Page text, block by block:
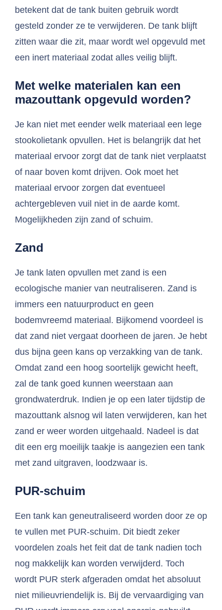
betekent dat de tank buiten gebruik wordt
gesteld zonder ze te verwijderen. De tank blijft
zitten waar die zit, maar wordt wel opgevuld met
een inert materiaal zodat alles veilig blijft.
Met welke materialen kan een
mazouttank opgevuld worden?
Je kan niet met eender welk materiaal een lege
stookolietank opvullen. Het is belangrijk dat het
materiaal ervoor zorgt dat de tank niet verplaatst
of naar boven komt drijven. Ook moet het
materiaal ervoor zorgen dat eventueel
achtergebleven vuil niet in de aarde komt.
Mogelijkheden zijn zand of schuim.
Zand
Je tank laten opvullen met zand is een
ecologische manier van neutraliseren. Zand is
immers een natuurproduct en geen
bodemvreemd materiaal. Bijkomend voordeel is
dat zand niet vergaat doorheen de jaren. Je hebt
dus bijna geen kans op verzakking van de tank.
Omdat zand een hoog soortelijk gewicht heeft,
zal de tank goed kunnen weerstaan aan
grondwaterdruk. Indien je op een later tijdstip de
mazouttank alsnog wil laten verwijderen, kan het
zand er weer worden uitgehaald. Nadeel is dat
dit een erg moeilijk taakje is aangezien een tank
met zand uitgraven, loodzwaar is.
PUR-schuim
Een tank kan geneutraliseerd worden door ze op
te vullen met PUR-schuim. Dit biedt zeker
voordelen zoals het feit dat de tank nadien toch
nog makkelijk kan worden verwijderd. Toch
wordt PUR sterk afgeraden omdat het absoluut
niet milieuvriendelijk is. Bij de vervaardiging van